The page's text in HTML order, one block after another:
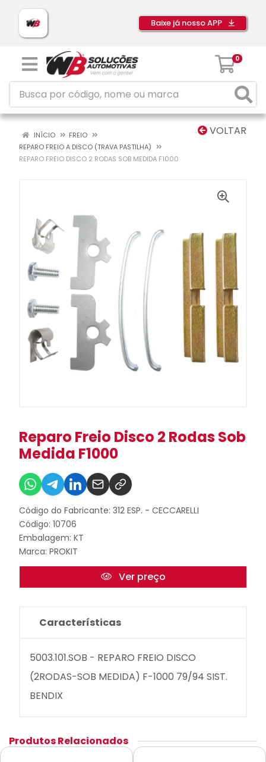
Baixe já nosso APP
0
VOLTAR
INÍCIO
FREIO
REPARO FREIO A DISCO (TRAVA PASTILHA)
REPARO FREIO DISCO 2 RODAS SOB MEDIDA F1000
Reparo Freio Disco 2 Rodas Sob
Medida F1000
Código do Fabricante: 312 ESP. - CECCARELLI
Código: 10706
Embalagem: KT
Marca: PROKIT
Ver preço
Características
5003.101.SOB - REPARO FREIO DISCO
(2RODAS-SOB MEDIDA) F-1000 79/94 SIST.
BENDIX
Produtos Relacionados